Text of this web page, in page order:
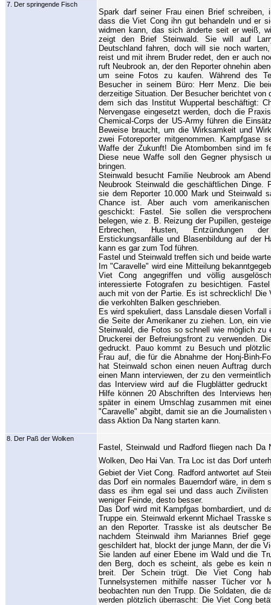
7. Der springende Fisch
Spark darf seiner Frau einen Brief schreiben,
dass die Viet Cong ihn gut behandeln und er
widmen kann, das sich änderte seit er weiß,
zeigt den Brief Steinwald. Sie will auf
Deutschland fahren, doch will sie noch
reist und mit ihrem Bruder redet, den er auch
ruft Neubrook an, der den Reporter ohnehin
um seine Fotos zu kaufen. Während des
Besucher in seinem Büro: Herr Menz. Die
derzeitige Situation. Der Besucher berichtet von
dem sich das Institut Wuppertal beschäftigt:
Nervengase eingesetzt werden, doch die
Chemical-Corps der US-Army führen die
Beweise braucht, um die Wirksamkeit und
zwei Fotoreporter mitgenommen. Kampfgase
Waffe der Zukunft! Die Atombomben sind im
Diese neue Waffe soll den Gegner physisch
bringen.
Steinwald besucht Familie Neubrook am
Neubrook Steinwald die geschäftlichen Dinge.
sie dem Reporter 10.000 Mark und Steinwald
Chance ist. Aber auch vom
geschickt: Fastel. Sie sollen die
belegen, wie z. B. Reizung der Pupillen,
Erbrechen, Husten, Entzündungen
Erstickungsanfälle und Blasenbildung auf der
kann es gar zum Tod führen.
Fastel und Steinwald treffen sich und beide
Im "Caravelle" wird eine Mitteilung
Viet Cong angegriffen und völlig
interessierte Fotografen zu besichtigen.
auch mit von der Partie. Es ist schrecklich! Die
die verkohlten Balken geschrieben.
Es wird spekuliert, dass Lansdale diesen
die Seite der Amerikaner zu ziehen. Lon, ein
Steinwald, die Fotos so schnell wie möglich zu
Druckerei der Befreiungsfront zu verwenden.
gedruckt. Pauo kommt zu Besuch und
Frau auf, die für die Abnahme der Honj-Binh-
hat Steinwald schon einen neuen Auftrag
einen Mann interviewen, der zu den
das Interview wird auf die Flugblätter
Hilfe können 20 Abschriften des Interviews
später in einem Umschlag zusammen mit
"Caravelle" abgibt, damit sie an die Journalisten
dass Aktion Da Nang starten kann.
8. Der Paß der Wolken
Fastel, Steinwald und Radford fliegen nach Da
Wolken, Deo Hai Van. Tra Loc ist das Dorf
Gebiet der Viet Cong. Radford antwortet auf
das Dorf ein normales Bauerndorf wäre, in dem
dass es ihm egal sei und dass auch Zivilisten
weniger Feinde, desto besser.
Das Dorf wird mit Kampfgas bombardiert, und
Truppe ein. Steinwald erkennt Michael Trasske
an den Reporter. Trasske ist als deutscher
nachdem Steinwald ihm Mariannes Brief
geschildert hat, blockt der junge Mann, der die
Sie landen auf einer Ebene im Wald und die
den Berg, doch es scheint, als gebe es kein
breit. Der Schein trügt. Die Viet Cong
Tunnelsystemen mithilfe nasser Tücher vor
beobachten nun den Trupp. Die Soldaten, die
werden plötzlich überrascht: Die Viet Cong